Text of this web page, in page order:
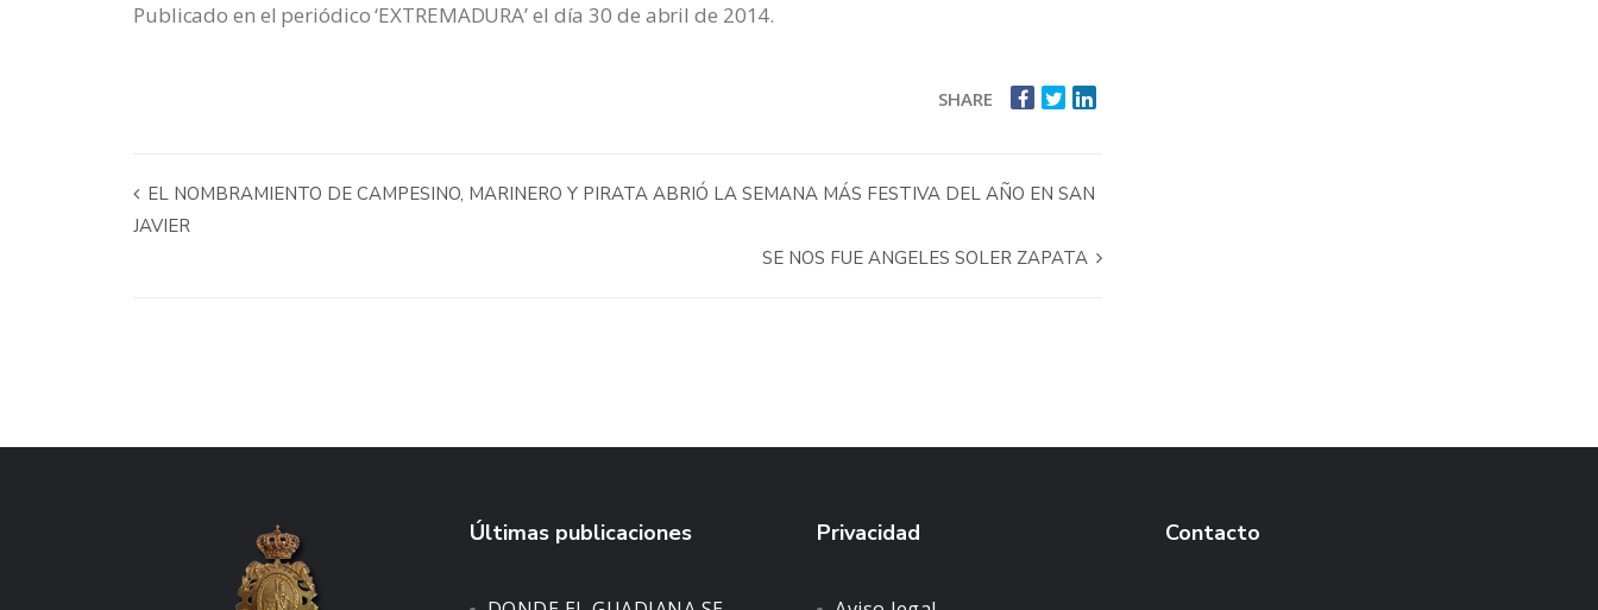
Publicado en el periódico ‘EXTREMADURA’ el día 30 de abril de 2014.
SHARE
EL NOMBRAMIENTO DE CAMPESINO, MARINERO Y PIRATA ABRIÓ LA SEMANA MÁS FESTIVA DEL AÑO EN SAN
JAVIER
SE NOS FUE ANGELES SOLER ZAPATA
Últimas publicaciones Privacidad Contacto